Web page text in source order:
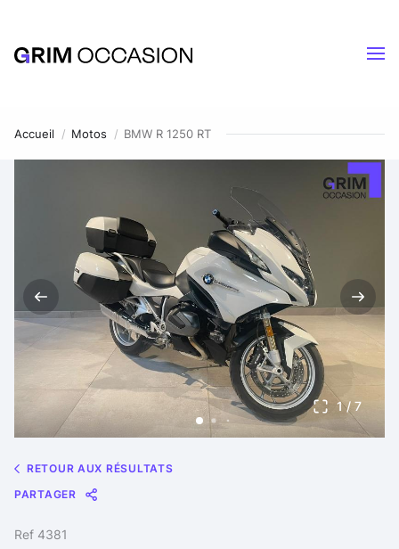
Accueil Motos BMW R 1250 RT
1/ 7
RETOUR AUX RÉSULTATS
PARTAGER
Message
Ref 4381